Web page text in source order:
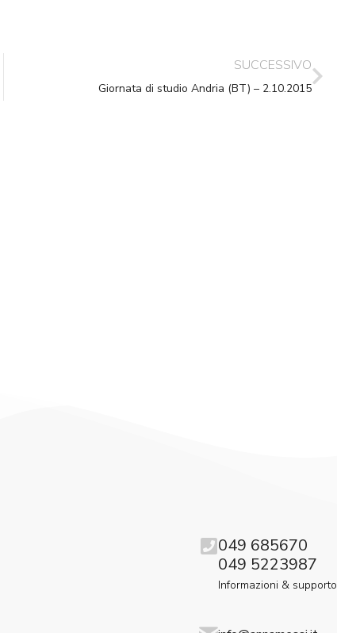
SUCCESSIVO
Giornata di studio Andria (BT) – 2.10.2015
049 685670
049 5223987
Informazioni & supporto